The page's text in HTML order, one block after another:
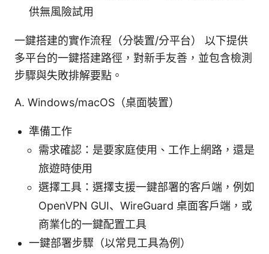
供無風險試用
一鍵搭建的實作流程（分裝置/分平台） 以下提供
多平台的一鍵搭建路徑，對新手友善，並包含檢測
步驟與失敗排解要點。
A. Windows/macOS（桌面裝置）
準備工作
需求確認：是要家庭使用、工作上網路，還是
旅遊時使用
選擇工具：選擇支援一鍵部署的客戶端，例如
OpenVPN GUI、WireGuard 桌面客戶端，或
商業化的一鍵配置工具
一鍵部署步驟（以常見工具為例）